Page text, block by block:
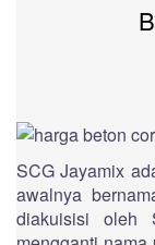
SCG Jayamix
awalnya
diakuisisi oleh